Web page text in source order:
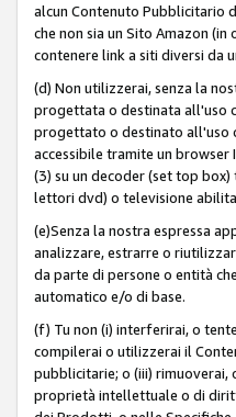
alcun Contenuto Pubblicitario
che non sia un Sito Amazon
contenere link a siti diversi da
(d) Non utilizzerai, senza la
progettata o destinata all'uso
progettato o destinato all'uso
accessibile tramite un
(3) su un decoder (set top
lettori dvd) o televisione
(e)Senza la nostra espressa
analizzare, estrarre o
da parte di persone o entità
automatico e/o di base.
(f) Tu non (i) interferirai, o
compilerai o utilizzerai il
pubblicitarie; o (iii) rimuoverai,
proprietà intellettuale o di